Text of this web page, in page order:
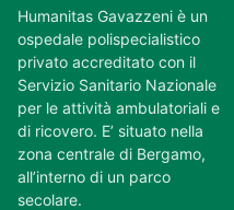
Humanitas Gavazzeni è un
ospedale polispecialistico
privato accreditato con il
Servizio Sanitario Nazionale
per le attività ambulatoriali e
di ricovero. E’ situato nella
zona centrale di Bergamo,
all’interno di un parco
secolare.